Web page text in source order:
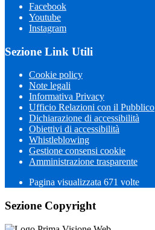
Facebook
Youtube
Instagram
Sezione Link Utili
Cookie policy
Note legali
Informativa Privacy
Ufficio Relazioni con il Pubblico
Dichiarazione di accessibilità
Obiettivi di accessibilità
Whistleblowing
Gestione consensi cookie
Amministrazione trasparente
Pagina visualizzata 671 volte
Sezione Copyright